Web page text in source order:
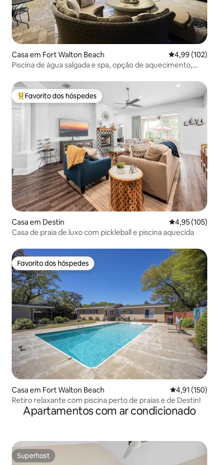
Casa em Fort Walton Beach Classificação
4,99 (102)
Piscina de água salgada e spa, opção de aquecimento,
Favoritos dos hóspedes mais apreciados
Favorito dos hóspedes
Casa em Destin Classificação
4,95 (105)
Casa de praia de luxo com pickleball e piscina aquecida
Favorito dos hóspedes
Favorito dos hóspedes
Casa em Fort Walton Beach Classificação
4,91 (150)
Retiro relaxante com piscina perto de praias e de Destin!
Apartamentos com ar condicionado
Superhost
Superhost